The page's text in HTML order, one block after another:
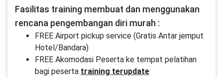
Fasilitas training membuat dan menggunakan
rencana pengembangan diri murah :
FREE Airport pickup service (Gratis Antar jemput
Hotel/Bandara)
FREE Akomodasi Peserta ke tempat pelatihan
bagi peserta training terupdate